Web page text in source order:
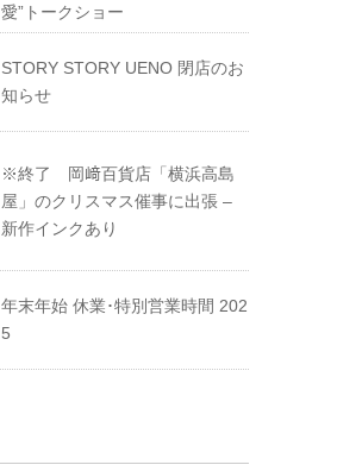
愛”トークショー
STORY STORY UENO 閉店のお
知らせ
※終了 岡﨑百貨店「横浜高島
屋」のクリスマス催事に出張 –
新作インクあり
年末年始 休業･特別営業時間 202
5